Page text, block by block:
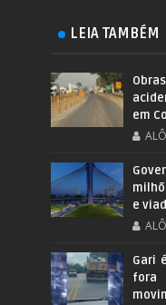
LEIA TAMBÉM
em
e
Gari